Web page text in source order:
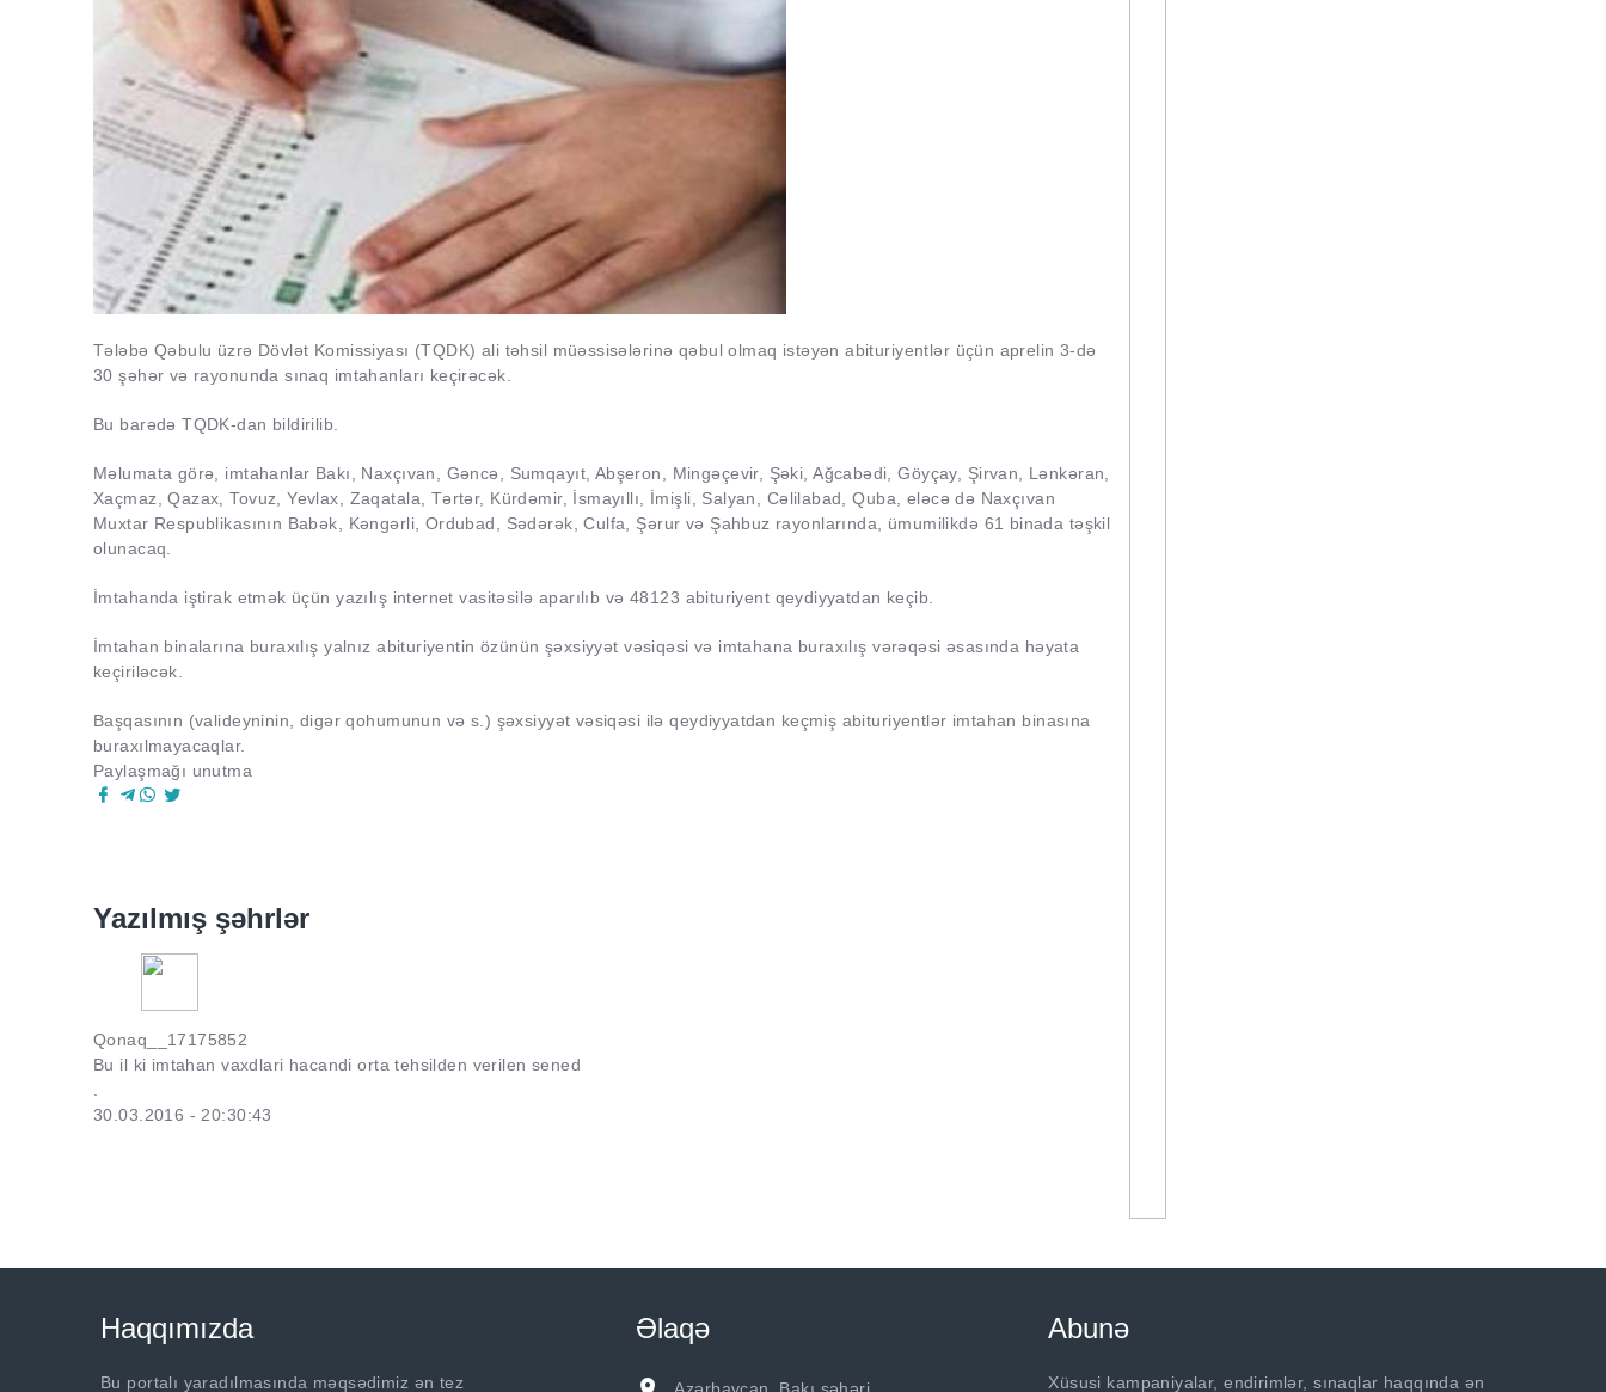
Tələbə Qəbulu üzrə Dövlət Komissiyası (TQDK) ali təhsil müəssisələrinə qəbul olmaq istəyən abituriyentlər üçün aprelin 3-də
30 şəhər və rayonunda sınaq imtahanları keçirəcək.
Bu barədə TQDK-dan bildirilib.
Məlumata görə, imtahanlar Bakı, Naxçıvan, Gəncə, Sumqayıt, Abşeron, Mingəçevir, Şəki, Ağcabədi, Göyçay, Şirvan, Lənkəran,
Xaçmaz, Qazax, Tovuz, Yevlax, Zaqatala, Tərtər, Kürdəmir, İsmayıllı, İmişli, Salyan, Cəlilabad, Quba, eləcə də Naxçıvan
Muxtar Respublikasının Babək, Kəngərli, Ordubad, Sədərək, Culfa, Şərur və Şahbuz rayonlarında, ümumilikdə 61 binada təşkil
olunacaq.
İmtahanda iştirak etmək üçün yazılış internet vasitəsilə aparılıb və 48123 abituriyent qeydiyyatdan keçib.
İmtahan binalarına buraxılış yalnız abituriyentin özünün şəxsiyyət vəsiqəsi və imtahana buraxılış vərəqəsi əsasında həyata
keçiriləcək.
Başqasının (valideyninin, digər qohumunun və s.) şəxsiyyət vəsiqəsi ilə qeydiyyatdan keçmiş abituriyentlər imtahan binasına
buraxılmayacaqlar.
Paylaşmağı unutma
Yazılmış şəhrlər
Qonaq__17175852
Bu il ki imtahan vaxdlari hacandi orta tehsilden verilen sened
.
30.03.2016 - 20:30:43
Haqqımızda
Bu portalı yaradılmasında məqsədimiz ən tez
Əlaqə Abunə
Xüsusi kampaniyalar, endirimlər, sınaqlar haqqında ən